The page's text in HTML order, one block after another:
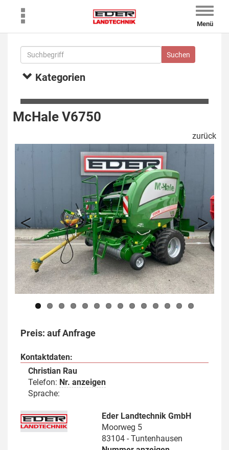
Toggle
Menü
Kategorien
McHale V6750
zurück
Previous Next
Preis: auf Anfrage
Kontaktdaten:
Christian Rau
Telefon: Nr. anzeigen
Sprache:
Eder Landtechnik GmbH
Moorweg 5
83104 - Tuntenhausen